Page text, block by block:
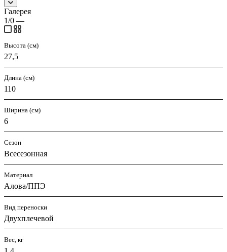
Галерея
1/0 —
Высота (см)
27,5
Длина (см)
110
Ширина (см)
6
Сезон
Всесезонная
Материал
Алова/ППЭ
Вид переноски
Двухплечевой
Вес, кг